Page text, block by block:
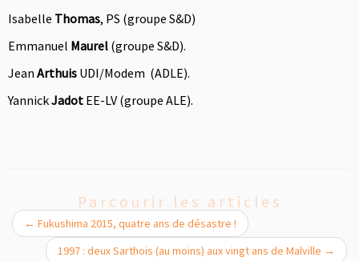
Isabelle Thomas, PS (groupe S&D)
Emmanuel Maurel (groupe S&D).
Jean Arthuis UDI/Modem (ADLE).
YannickJadot EE-LV (groupe ALE).
Parcourir les articles
← Fukushima 2015, quatre ans de désastre !
1997 : deux Sarthois (au moins) aux vingt ans de Malville →